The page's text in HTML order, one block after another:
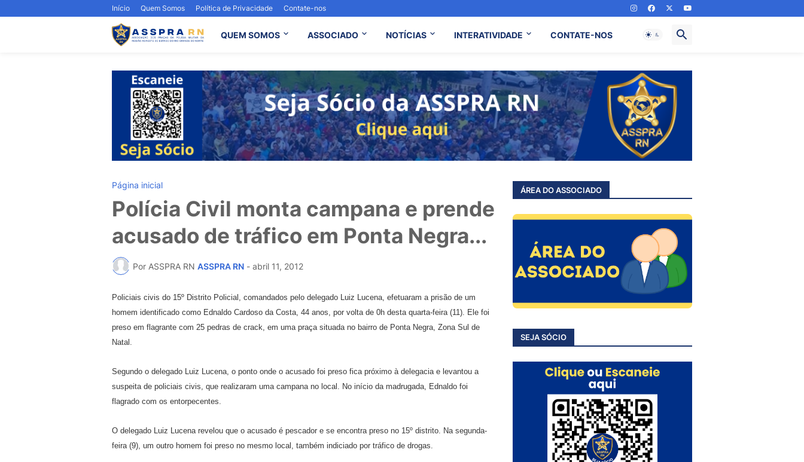
Início Quem Somos Política de Privacidade Contate-nos
QUEM SOMOS ASSOCIADO NOTÍCIAS INTERATIVIDADE CONTATE-NOS
Página inicial
Polícia Civil monta campana e prende
acusado de tráfico em Ponta Negra...
Por ASSPRA RN ASSPRA RN - abril 11, 2012
Policiais civis do 15º Distrito Policial, comandados pelo delegado Luiz Lucena, efetuaram a prisão de um
homem identificado como Ednaldo Cardoso da Costa, 44 anos, por volta de 0h desta quarta-feira (11). Ele foi
preso em flagrante com 25 pedras de crack, em uma praça situada no bairro de Ponta Negra, Zona Sul de
Natal.
Segundo o delegado Luiz Lucena, o ponto onde o acusado foi preso fica próximo à delegacia e levantou a
suspeita de policiais civis, que realizaram uma campana no local. No início da madrugada, Ednaldo foi
flagrado com os entorpecentes.
O delegado Luiz Lucena revelou que o acusado é pescador e se encontra preso no 15º distrito. Na segunda-
feira (9), um outro homem foi preso no mesmo local, também indiciado por tráfico de drogas.
ÁREA DO ASSOCIADO
SEJA SÓCIO